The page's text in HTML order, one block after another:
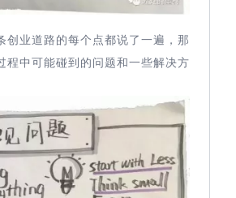
创业道路的每个点都说了一遍，那
程中可能碰到的问题和一些解决方